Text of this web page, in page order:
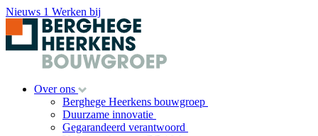
Nieuws 1 Werken bij
Over ons
Berghege Heerkens bouwgroep
Duurzame innovatie
Gegarandeerd verantwoord